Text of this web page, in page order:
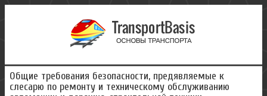
Общие требования безопасности, предявляемые к
слесарю по ремонту и техническому обслуживанию